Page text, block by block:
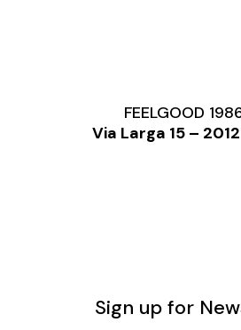
FEELGOOD
Via Larga 15 –
Sign up for